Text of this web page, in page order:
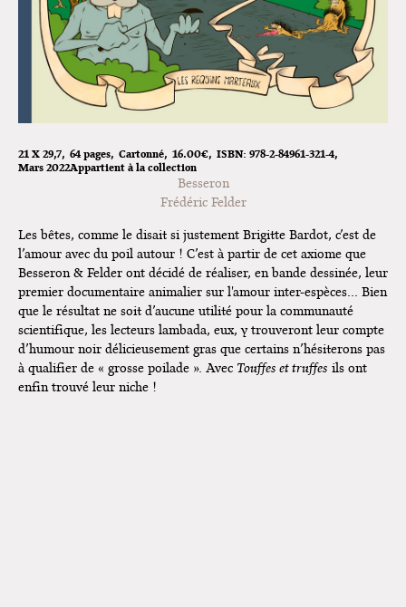
21 X 29,7 64 pages Cartonné 16.00€ ISBN: 978-2-84961-321-4
Mars 2022Appartient à la collection
Besseron
Frédéric Felder
Les bêtes, comme le disait si justement Brigitte Bardot, c’est de
l’amour avec du poil autour ! C’est à partir de cet axiome que
Besseron & Felder ont décidé de réaliser, en bande dessinée, leur
premier documentaire animalier sur l'amour inter-espèces… Bien
que le résultat ne soit d’aucune utilité pour la communauté
scientifique, les lecteurs lambada, eux, y trouveront leur compte
d’humour noir délicieusement gras que certains n’hésiterons pas
à qualifier de « grosse poilade ». Avec Touffes et truffes ils ont
enfin trouvé leur niche !
Pich à Paris et Vincennes !
Dédicace de Gwénola Carrère à
Bruxelles